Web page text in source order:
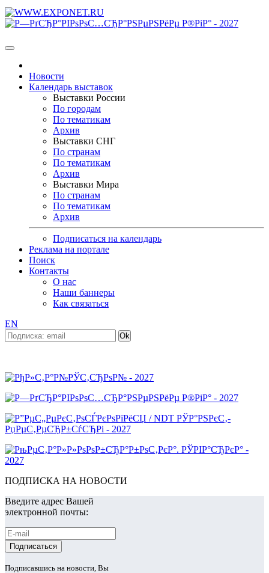
Новости
Календарь выставок
Выставки России
По городам
По тематикам
Архив
Выставки СНГ
По странам
По тематикам
Архив
Выставки Мира
По странам
По тематикам
Архив
Подписаться на календарь
Реклама на портале
Поиск
Контакты
О нас
Наши баннеры
Как связаться
EN
ПОДПИСКА НА НОВОСТИ
Введите адрес Вашей
электронной почты:
Подписавшись на новости, Вы